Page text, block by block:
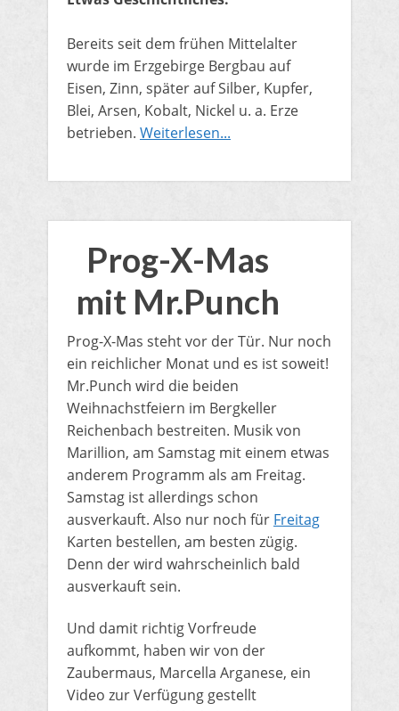
Bereits seit dem frühen Mittelalter
wurde im Erzgebirge Bergbau auf
Eisen, Zinn, später auf Silber, Kupfer,
Blei, Arsen, Kobalt, Nickel u. a. Erze
betrieben. Weiterlesen...
Prog-X-Mas
mit Mr.Punch
​Prog-X-Mas steht vor der Tür. Nur noch
ein reichlicher Monat und es ist soweit!
Mr.Punch wird die beiden
Weihnachstfeiern im Bergkeller
Reichenbach bestreiten. Musik von
Marillion, am Samstag mit einem etwas
anderem Programm als am Freitag.
Samstag ist allerdings schon
ausverkauft. Also nur noch für Freitag
Karten bestellen, am besten zügig.
Denn der wird wahrscheinlich bald
ausverkauft sein.
​Und damit richtig Vorfreude
aufkommt, haben wir von der
Zaubermaus, Marcella Arganese, ein
Video zur Verfügung gestellt